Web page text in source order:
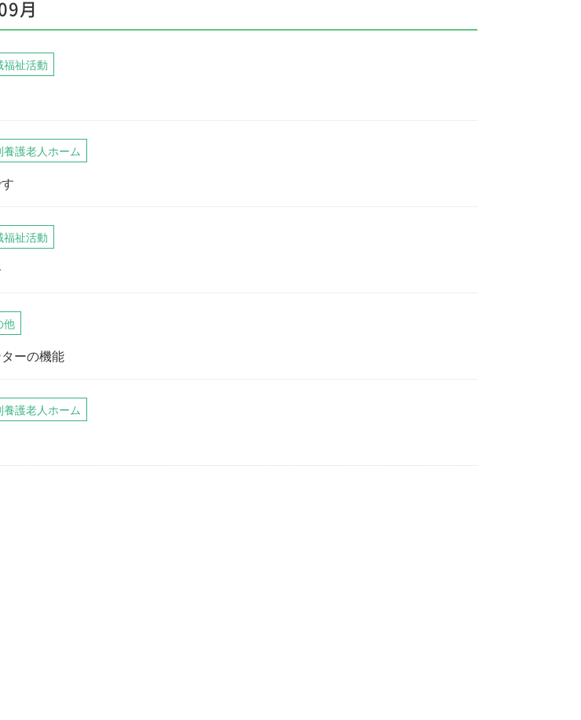
月
福祉活動
養護老人ホーム
福祉活動
他
ーの機能
養護老人ホーム